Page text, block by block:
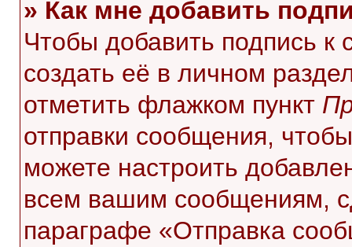
» Как мне добавить
Чтобы добавить подпись
создать её в личном
отметить флажком пункт
отправки сообщения,
можете настроить
всем вашим сообщениям,
параграфе «Отправка